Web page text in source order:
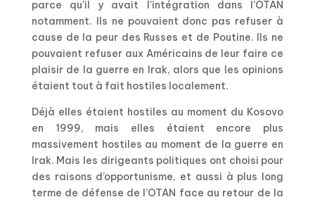
parce qu’il y avait l’intégration dans l’OTAN
notamment. Ils ne pouvaient donc pas refuser à
cause de la peur des Russes et de Poutine. Ils ne
pouvaient refuser aux Américains de leur faire ce
plaisir de la guerre en Irak, alors que les opinions
étaient tout à fait hostiles localement.
Déjà elles étaient hostiles au moment du Kosovo
en 1999, mais elles étaient encore plus
massivement hostiles au moment de la guerre en
Irak. Mais les dirigeants politiques ont choisi pour
des raisons d’opportunisme, et aussi à plus long
terme de défense de l’OTAN face au retour de la